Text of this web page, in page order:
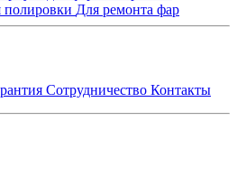
полировки Для ремонта фар
Сотрудничество Контакты